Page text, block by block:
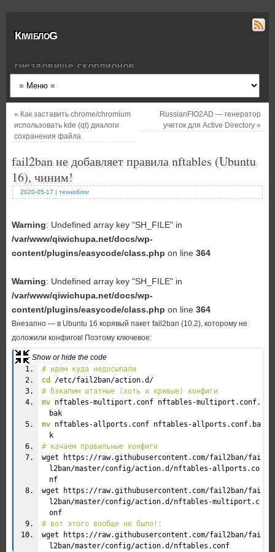
КiwiблоG
гнездовище скорпионов
« Как заставить chrome/chromium
использовать kde (qt) диалоги
сохранения файла
RussianFIO2AD — генератор
учеток для Active Directory»
fail2ban не добавляет правила nftables (Ubuntu
16), чиним!
2020-05-17 | техноблог
Warning: Undefined array key "SH_FILE" in
/var/www/qiwichupa.net/docs/wp-
content/plugins/easycode/class.php on line 364
Warning: Undefined array key "SH_FILE" in
/var/www/qiwichupa.net/docs/wp-
content/plugins/easycode/class.php on line 364
Внезапно — в Ubuntu 16 корявый пакет fail2ban (10.2), которому не
доложили конфигов! Поэтому ключевое:
# идем куда нeдосыпали
cd /etc/fail2ban/action.d/
# бэкапим штатные (хоть и кривые) конфиги
mv nftables-multiport.conf nftables-multiport.conf.
bak
mv nftables-allports.conf nftables-allports.conf.ba
k
# качаем правильные конфиги
wget https://raw.githubusercontent.com/fail2ban/fai
l2ban/master/config/action.d/nftables-allports.co
nf
wget https://raw.githubusercontent.com/fail2ban/fai
l2ban/master/config/action.d/nftables-multiport.c
onf
# вот этого вообще не было!:
wget https://raw.githubusercontent.com/fail2ban/fai
l2ban/master/config/action.d/nftables.conf